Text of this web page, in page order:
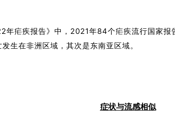
年疟疾报告》中，2021年84个疟疾流行国家
生在非洲区域，其次是东南亚区域。
症状与流感相似